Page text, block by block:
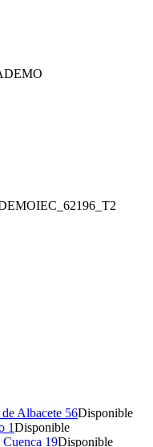
IEC_62196_T2
Albacete 56Disponible
1Disponible
Cuenca 19Disponible